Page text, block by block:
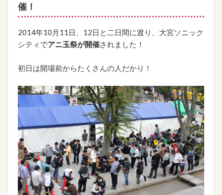
催！
2014年10月11日、12日と二日間に渡り、大宮ソニック
シティでアニ玉祭が開催されました！
初日は開場前からたくさんの人だかり！